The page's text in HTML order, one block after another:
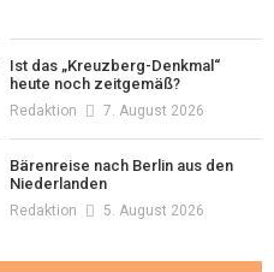
Ist das „Kreuzberg-Denkmal“
heute noch zeitgemäß?
Redaktion 7. August 2026
Bärenreise nach Berlin aus den
Niederlanden
Redaktion 5. August 2026